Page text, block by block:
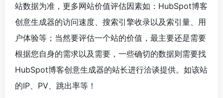
站数据为准，更多网站价值评估因素如：HubSpot博客
创意生成器的访问速度、搜索引擎收录以及索引量、用
户体验等；当然要评估一个站的价值，最主要还是需要
根据您自身的需求以及需要，一些确切的数据则需要找
HubSpot博客创意生成器的站长进行洽谈提供。如该站
的IP、PV、跳出率等！